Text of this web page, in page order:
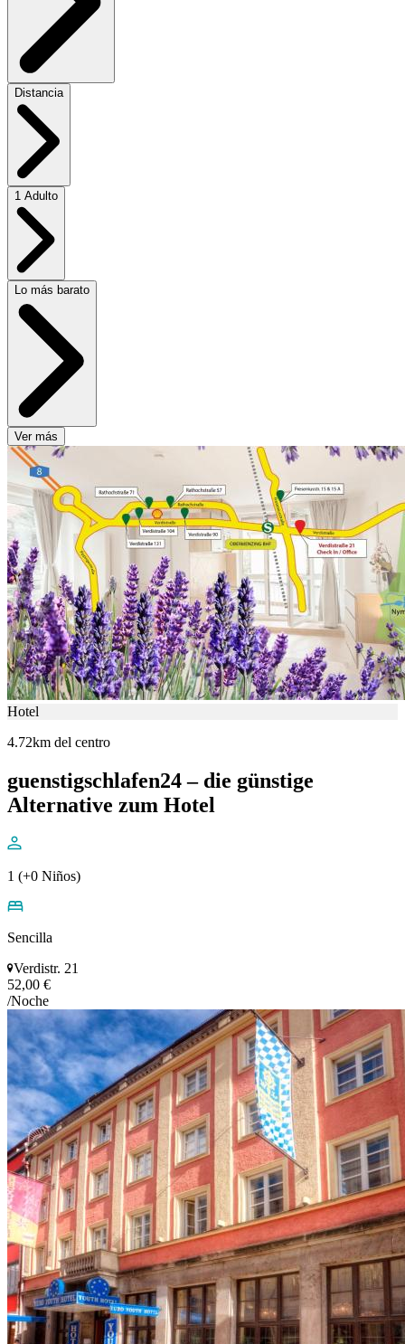
Distancia
1 Adulto
Lo más barato
Ver más
Hotel
4.72km del centro
guenstigschlafen24 – die günstige
Alternative zum Hotel
1 (+0 Niños)
Sencilla
Verdistr. 21
52,00 €
/Noche